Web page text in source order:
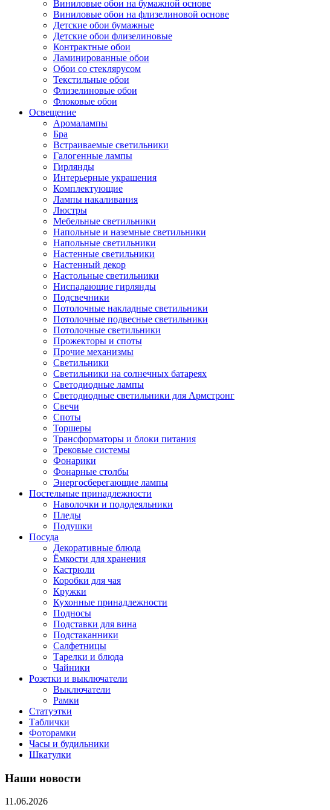
Виниловые обои на бумажной основе
Виниловые обои на флизелиновой основе
Детские обои бумажные
Детские обои флизелиновые
Контрактные обои
Ламинированные обои
Обои со стеклярусом
Текстильные обои
Флизелиновые обои
Флоковые обои
Освещение
Аромалампы
Бра
Встраиваемые светильники
Галогенные лампы
Гирлянды
Интерьерные украшения
Комплектующие
Лампы накаливания
Люстры
Мебельные светильники
Напольные и наземные светильники
Напольные светильники
Настенные светильники
Настенный декор
Настольные светильники
Ниспадающие гирлянды
Подсвечники
Потолочные накладные светильники
Потолочные подвесные светильники
Потолочные светильники
Прожекторы и споты
Прочие механизмы
Светильники
Светильники на солнечных батареях
Светодиодные лампы
Светодиодные светильники для Армстронг
Свечи
Споты
Торшеры
Трансформаторы и блоки питания
Трековые системы
Фонарики
Фонарные столбы
Энергосберегающие лампы
Постельные принадлежности
Наволочки и пододеяльники
Пледы
Подушки
Посуда
Декоративные блюда
Ёмкости для хранения
Кастрюли
Коробки для чая
Кружки
Кухонные принадлежности
Подносы
Подставки для вина
Подстаканники
Салфетницы
Тарелки и блюда
Чайники
Розетки и выключатели
Выключатели
Рамки
Статуэтки
Таблички
Фоторамки
Часы и будильники
Шкатулки
Наши новости
11.06.2026